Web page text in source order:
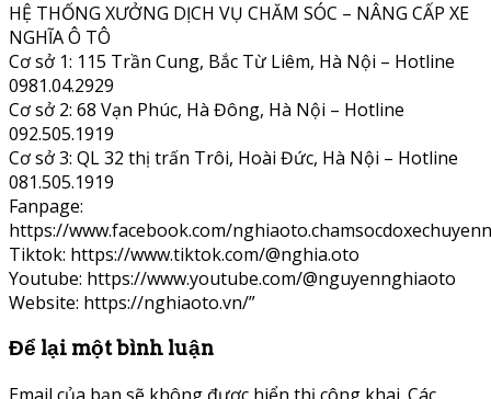
HỆ THỐNG XƯỞNG DỊCH VỤ CHĂM SÓC – NÂNG CẤP XE
NGHĨA Ô TÔ
Cơ sở 1: 115 Trần Cung, Bắc Từ Liêm, Hà Nội – Hotline
0981.04.2929
Cơ sở 2: 68 Vạn Phúc, Hà Đông, Hà Nội – Hotline
092.505.1919
Cơ sở 3: QL 32 thị trấn Trôi, Hoài Đức, Hà Nội – Hotline
081.505.1919
Fanpage:
https://www.facebook.com/
Tiktok: https://www.tiktok.com/@nghia.oto
Youtube: https://www.youtube.com/@nguyennghiaoto
Website: https://nghiaoto.vn/”
Để lại một bình luận